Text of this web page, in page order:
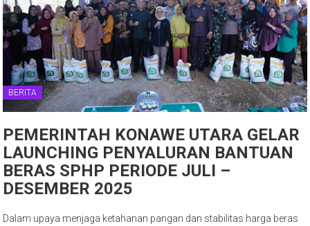
BERITA
PEMERINTAH KONAWE UTARA GELAR
LAUNCHING PENYALURAN BANTUAN
BERAS SPHP PERIODE JULI –
DESEMBER 2025
Dalam upaya menjaga ketahanan pangan dan stabilitas harga beras